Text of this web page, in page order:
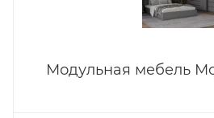
Модульная мебель